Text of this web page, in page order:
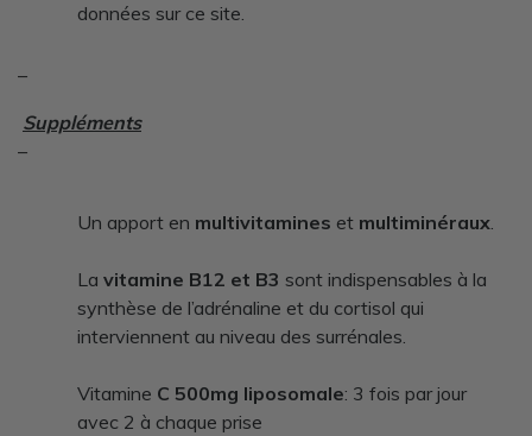
données sur ce site.
–
Suppléments
–
Un apport en multivitamines et multiminéraux.
La vitamine B12 et B3 sont indispensables à la
synthèse de l’adrénaline et du cortisol qui
interviennent au niveau des surrénales.
Vitamine C 500mg liposomale: 3 fois par jour
avec 2 à chaque prise